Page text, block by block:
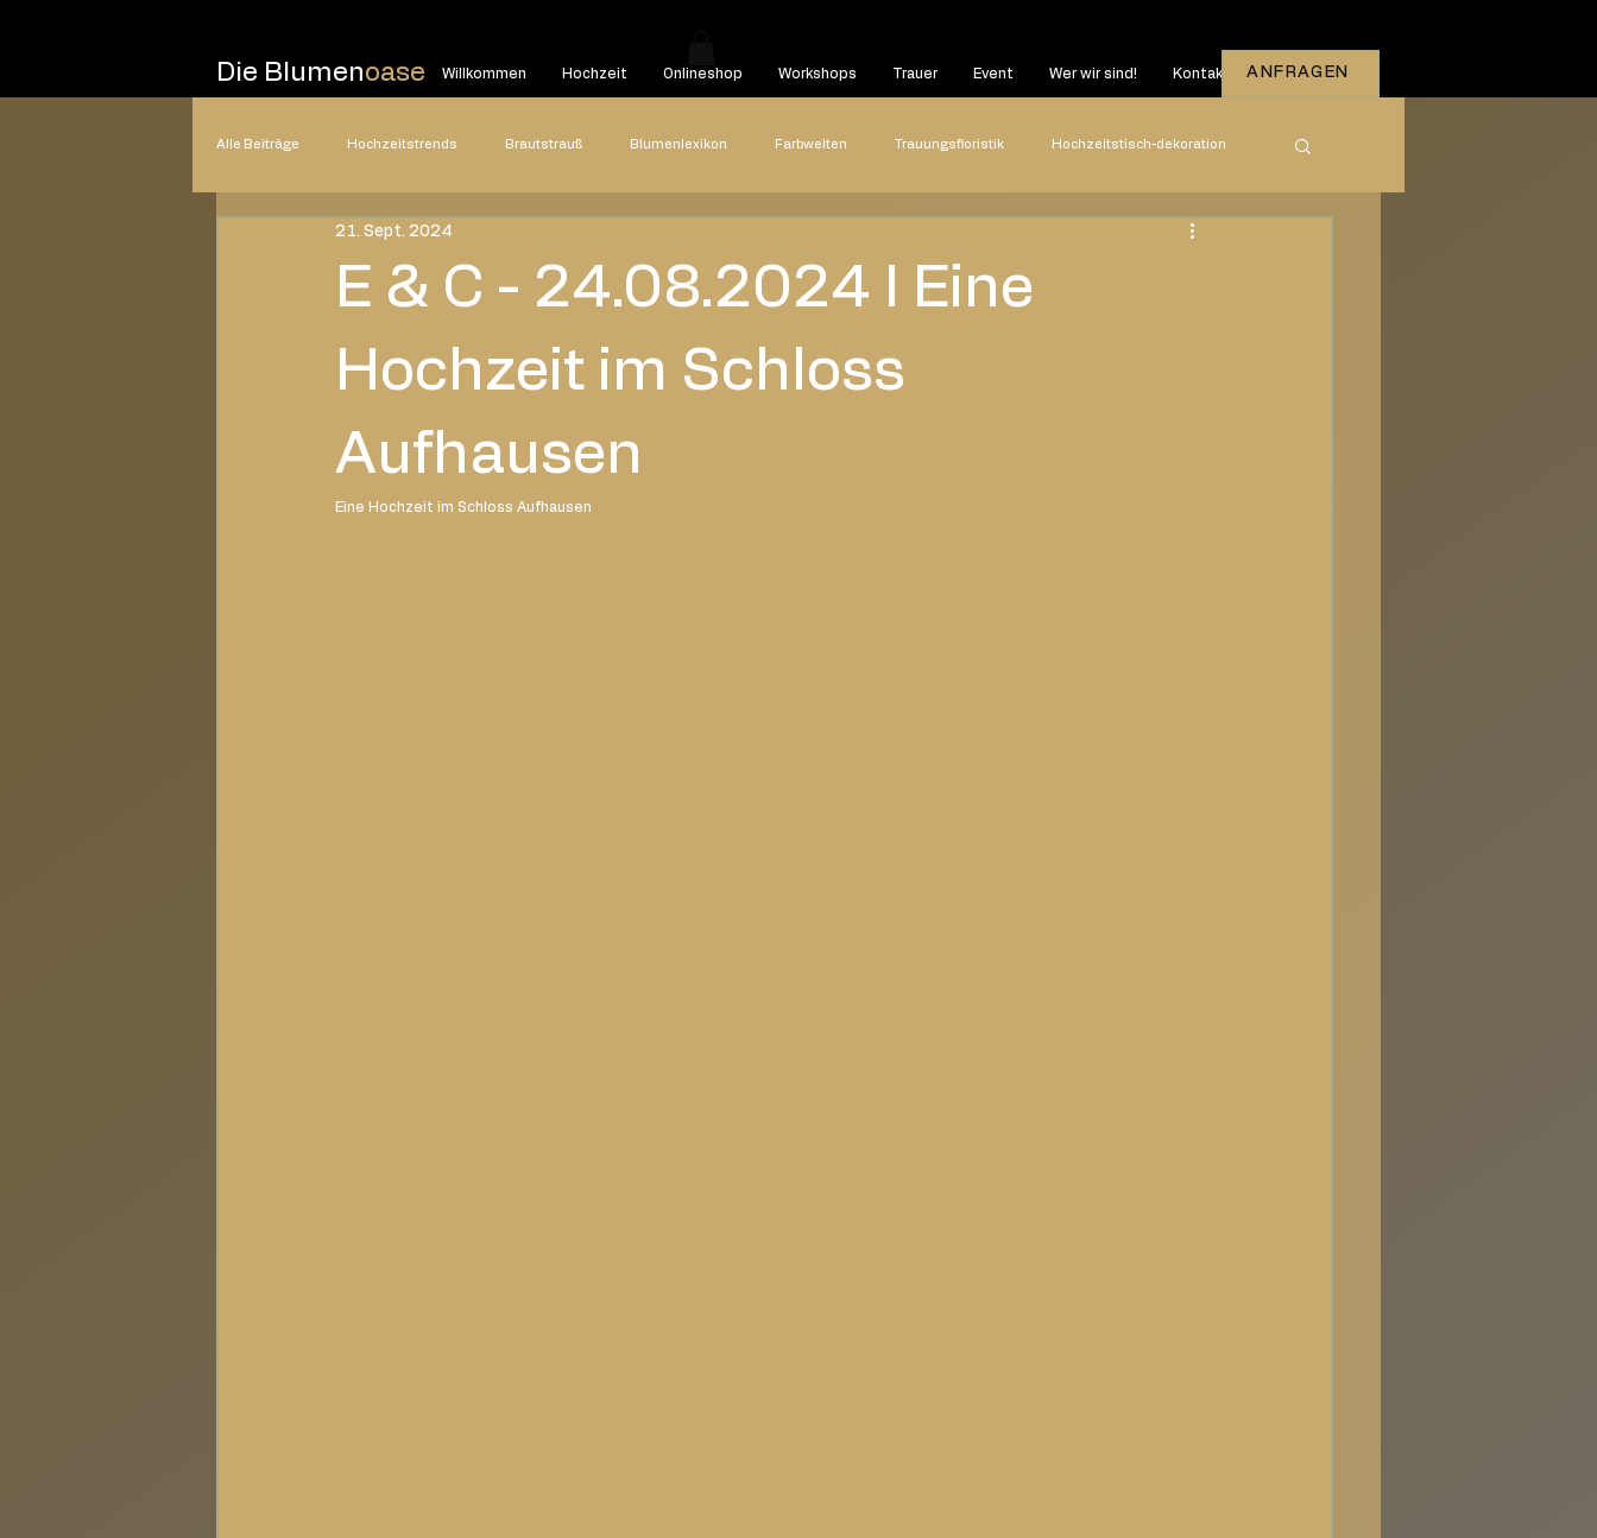
Die Blumenoase Willkommen Hochzeit Onlineshop Workshops Trauer Event Wer wir sind! Kontakt ANFRAGEN
Alle Beiträge Hochzeitstrends Brautstrauß Blumenlexikon Farbwelten Trauungsfloristik Hochzeitstisch-dekoration
Hochzeitsplanung Hochzeitsstile
E & C - 24.08.2024 I Eine
Hochzeit im Schloss
Aufhausen
21. Sept. 2024
Eine Hochzeit im Schloss Aufhausen